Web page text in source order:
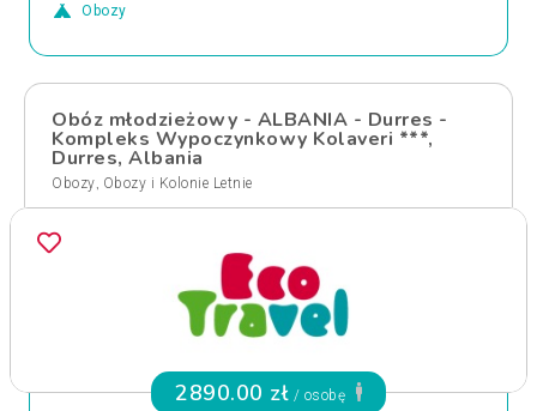
Obozy
Obóz młodzieżowy - ALBANIA - Durres -
Kompleks Wypoczynkowy Kolaveri ***,
Durres, Albania
Obozy, Obozy i Kolonie Letnie
2890.00 zł / osobę